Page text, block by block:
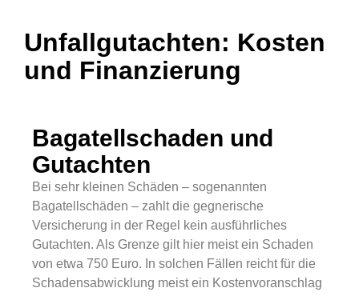
Unfallgutachten: Kosten
und Finanzierung​
Bagatellschaden und
Gutachten
Bei sehr kleinen Schäden – sogenannten
Bagatellschäden – zahlt die gegnerische
Versicherung in der Regel kein ausführliches
Gutachten. Als Grenze gilt hier meist ein Schaden
von etwa 750 Euro. In solchen Fällen reicht für die
Schadensabwicklung meist ein Kostenvoranschlag